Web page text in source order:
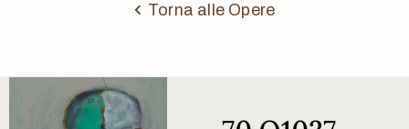
critici
Torna alle Opere